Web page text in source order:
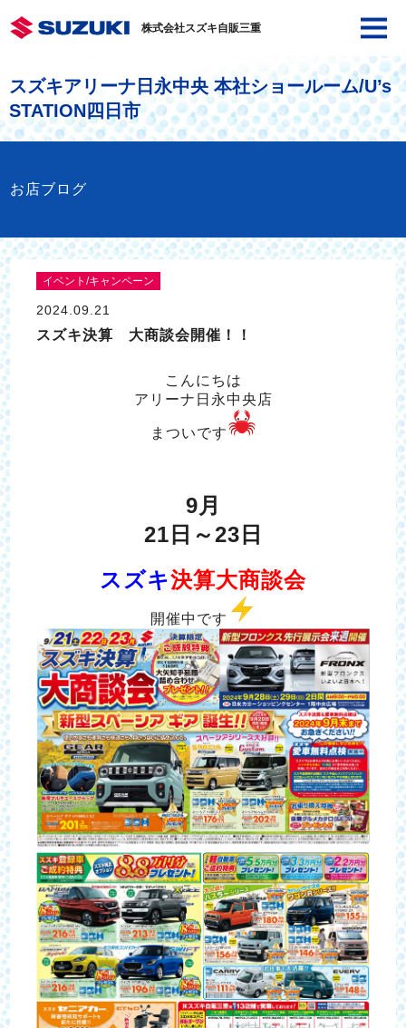
株式会社スズキ自販三重
スズキアリーナ日永中央 本社ショールーム/U’s
STATION四日市
お店ブログ
イベント/キャンペーン
2024.09.21
スズキ決算 大商談会開催！！
こんにちは
アリーナ日永中央店
まついです
9月
21日～23日
スズキ決算大商談会
開催中です